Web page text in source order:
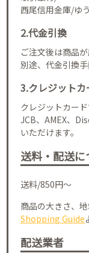
西尾信用金庫/ゆ
2.代金引換
ご注文後は商品
別途、代金引換
3.クレジット
クレジットカード
JCB、AMEX、
いただけます。
送料・配送に
送料/850円～
商品の大きさ、
Shopping Guide
配送業者